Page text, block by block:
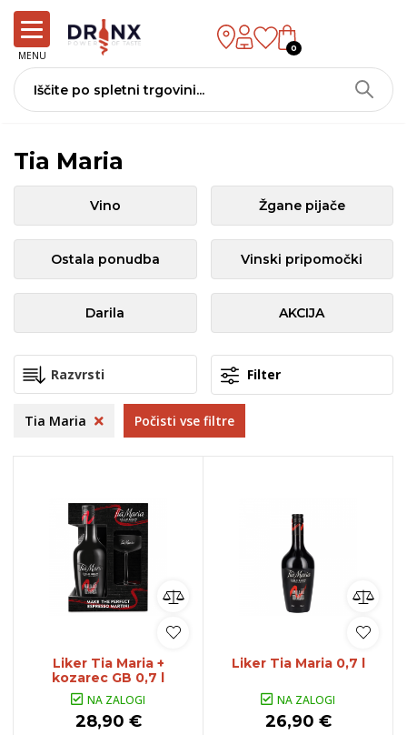
MENU
0
Tia Maria
Vino Žgane pijače
Ostala ponudba Vinski pripomočki
Darila AKCIJA
Filter
Tia Maria Počisti vse filtre
Liker Tia Maria +
kozarec GB 0,7 l
NA ZALOGI
28,90 €
Liker Tia Maria 0,7 l
NA ZALOGI
26,90 €